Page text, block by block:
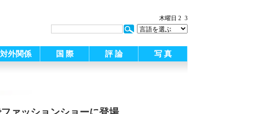
木曜日 2 3
対外関係 国 際 評 論 写 真